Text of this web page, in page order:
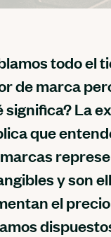
todo el
de marca
significa? La
que
y son
el